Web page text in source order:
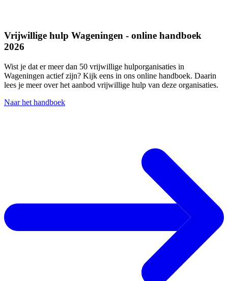
Vrijwillige hulp Wageningen - online handboek
2026
Wist je dat er meer dan 50 vrijwillige hulporganisaties in
Wageningen actief zijn? Kijk eens in ons online handboek. Daarin
lees je meer over het aanbod vrijwillige hulp van deze organisaties.
Naar het handboek